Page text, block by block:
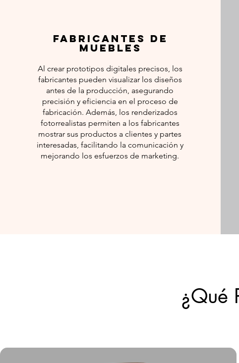
Fabricantes de
muebles
Al crear prototipos digitales precisos, los
fabricantes pueden visualizar los diseños
antes de la producción, asegurando
precisión y eficiencia en el proceso de
fabricación. Además, los renderizados
fotorrealistas permiten a los fabricantes
mostrar sus productos a clientes y partes
interesadas, facilitando la comunicación y
mejorando los esfuerzos de marketing.
¿Qué